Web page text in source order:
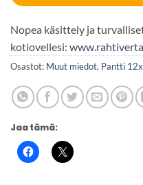
Nopea käsittely ja
kotiovellesi:
Osastot: Muut miedot, Pantti 12x
Jaa tämä: